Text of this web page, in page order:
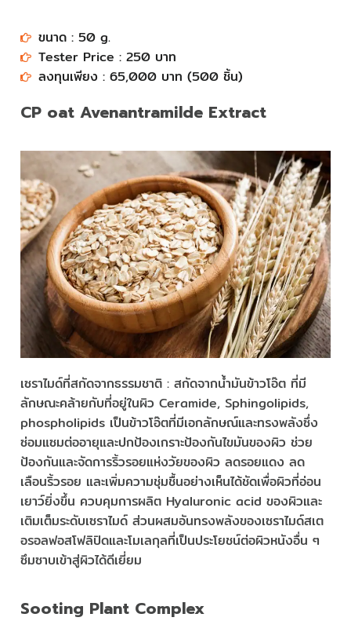
ขนาด : 50 g.​
Tester Price : 250 บาท​​​​​​​
ลงทุนเพียง : 65,000 บาท (500 ชิ้น)​​​​​​​
CP oat Avenantramilde Extract
เซราไมด์ที่สกัดจากธรรมชาติ : สกัดจากน้ำมันข้าวโอ๊ต ที่มี
ลักษณะคล้ายกับที่อยู่ในผิว Ceramide, Sphingolipids,
phospholipids เป็นข้าวโอ๊ตที่มีเอกลักษณ์และทรงพลังซึ่ง
ซ่อมแซมต่ออายุและปกป้องเกราะป้องกันไขมันของผิว ช่วย
ป้องกันและจัดการริ้วรอยแห่งวัยของผิว ลดรอยแดง ลด
เลือนริ้วรอย และเพิ่มความชุ่มชื้นอย่างเห็นได้ชัดเพื่อผิวที่อ่อน
เยาว์ยิ่งขึ้น ควบคุมการผลิต Hyaluronic acid ของผิวและ
เติมเต็มระดับเซราไมด์ ส่วนผสมอันทรงพลังของเซราไมด์สเต
อรอลฟอสโฟลิปิดและโมเลกุลที่เป็นประโยชน์ต่อผิวหนังอื่น ๆ
ซึมซาบเข้าสู่ผิวได้ดีเยี่ยม
Sooting Plant Complex